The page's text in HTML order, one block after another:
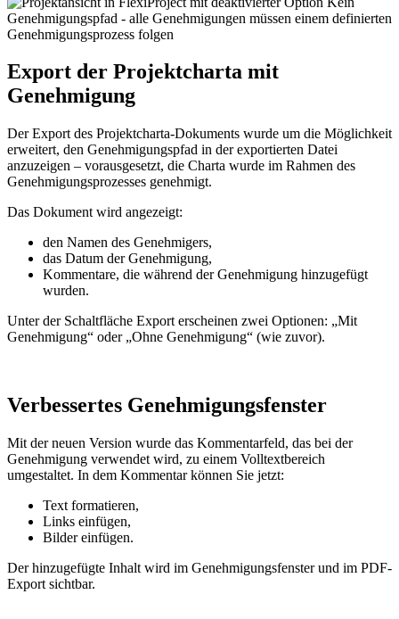
Export der Projektcharta mit
Genehmigung
Der Export des Projektcharta-Dokuments wurde um die Möglichkeit
erweitert, den Genehmigungspfad in der exportierten Datei
anzuzeigen – vorausgesetzt, die Charta wurde im Rahmen des
Genehmigungsprozesses genehmigt.
Das Dokument wird angezeigt:
den Namen des Genehmigers,
das Datum der Genehmigung,
Kommentare, die während der Genehmigung hinzugefügt
wurden.
Unter der Schaltfläche Export erscheinen zwei Optionen: „Mit
Genehmigung“ oder „Ohne Genehmigung“ (wie zuvor).
Verbessertes Genehmigungsfenster
Mit der neuen Version wurde das Kommentarfeld, das bei der
Genehmigung verwendet wird, zu einem Volltextbereich
umgestaltet. In dem Kommentar können Sie jetzt:
Text formatieren,
Links einfügen,
Bilder einfügen.
Der hinzugefügte Inhalt wird im Genehmigungsfenster und im PDF-
Export sichtbar.